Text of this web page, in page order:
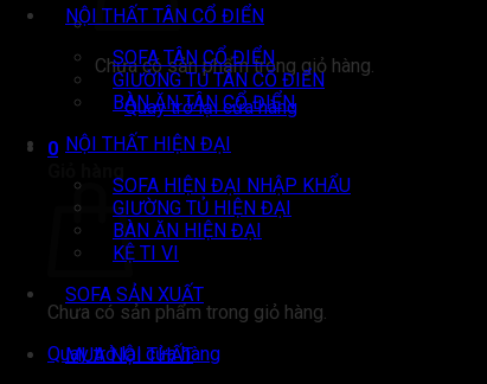
Chưa có sản phẩm trong giỏ hàng.
Quay trở lại cửa hàng
0
Chưa có sản phẩm trong giỏ hàng.
Quay trở lại cửa hàng
NỘI THẤT TÂN CỔ ĐIỂN
SOFA TÂN CỔ ĐIỂN
GIƯỜNG TỦ TÂN CỔ ĐIỂN
BÀN ĂN TÂN CỔ ĐIỂN
NỘI THẤT HIỆN ĐẠI
SOFA HIỆN ĐẠI NHẬP KHẨU
GIƯỜNG TỦ HIỆN ĐẠI
BÀN ĂN HIỆN ĐẠI
KỆ TI VI
SOFA SẢN XUẤT
MUA NỘI THẤT